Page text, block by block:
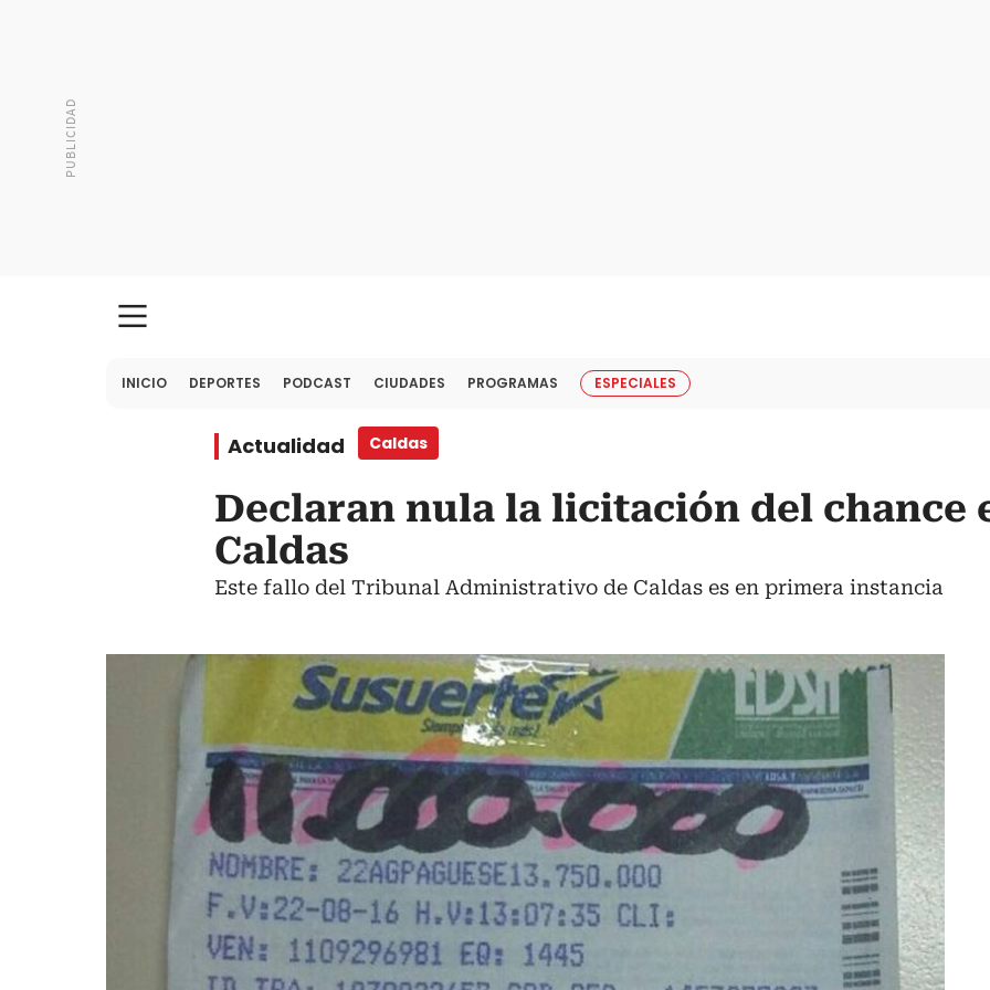
INICIO DEPORTES PODCAST CIUDADES PROGRAMAS ESPECIALES
Actualidad Caldas
Declaran nula la licitación del chance
Caldas
Este fallo del Tribunal Administrativo de Caldas es en primera instancia